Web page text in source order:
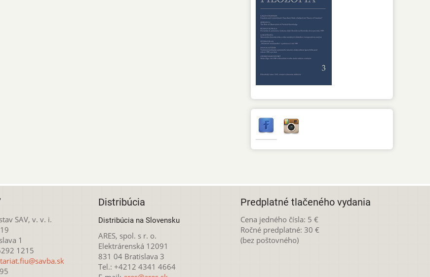
SAV, v. v. i.
1
1215
Distribúcia
Distribúcia na Slovensku
ARES, spol. s r. o.
Elektrárenská 12091
831 04 Bratislava 3
Tel.: +4212 4341 4664
Predplatné tlačeného vydania
Cena jedného čísla: 5 €
Ročné predplatné: 30 €
(bez poštovného)